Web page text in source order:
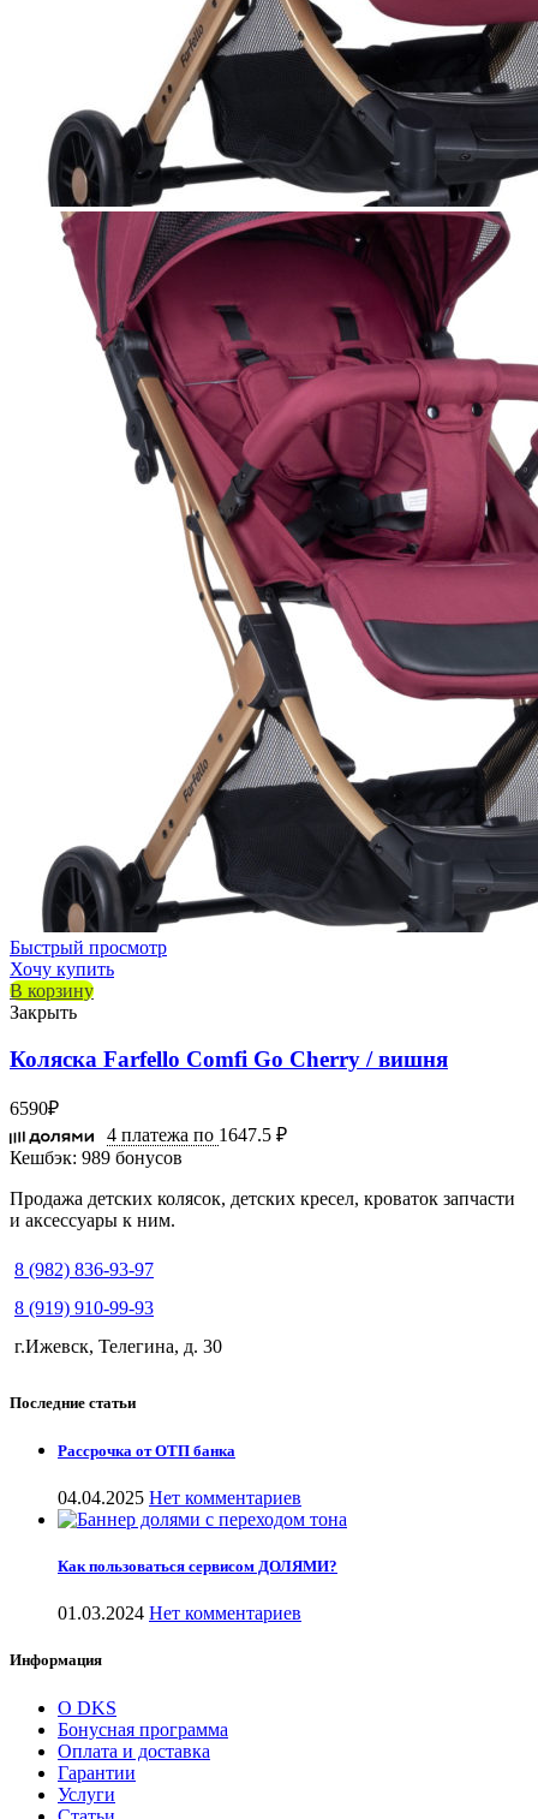
Быстрый просмотр
Хочу купить
В корзину
Закрыть
Коляска Farfello Comfi Go Cherry / вишня
6590₽
4 платежа по 1647.5 ₽
Кешбэк: 989 бонусов
Продажа детских колясок, детских кресел, кроваток запчасти
и аксессуары к ним.
8 (982) 836-93-97
8 (919) 910-99-93
г.Ижевск, Телегина, д. 30
Последние статьи
Рассрочка от ОТП банка
04.04.2025 Нет комментариев
Как пользоваться сервисом ДОЛЯМИ?
01.03.2024 Нет комментариев
Информация
О DKS
Бонусная программа
Оплата и доставка
Гарантии
Услуги